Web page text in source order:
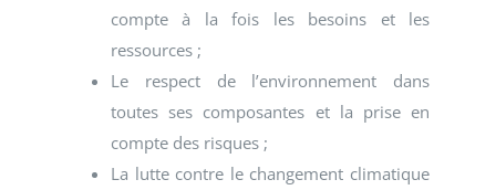
compte à la fois les besoins et les
ressources ;
Le respect de l’environnement dans
toutes ses composantes et la prise en
compte des risques ;
La lutte contre le changement climatique